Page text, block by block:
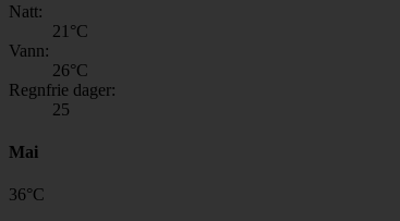
Natt:
21 °C
Vann:
26°C
Regnfrie dager:
25
Mai
36°C